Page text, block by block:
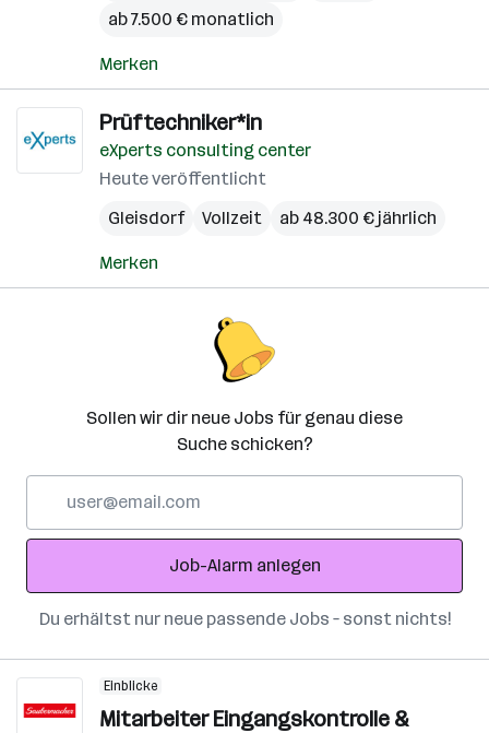
ab 7.500 € monatlich
Merken
Prüftechniker*in
eXperts consulting center
Heute veröffentlicht
Gleisdorf
Vollzeit ab 48.300 € jährlich
Merken
Sollen wir dir neue Jobs für genau diese
Suche schicken?
Adresse
Job-Alarm anlegen
Du erhältst nur neue passende Jobs – sonst nichts!
Einblicke
Mitarbeiter Eingangskontrolle &